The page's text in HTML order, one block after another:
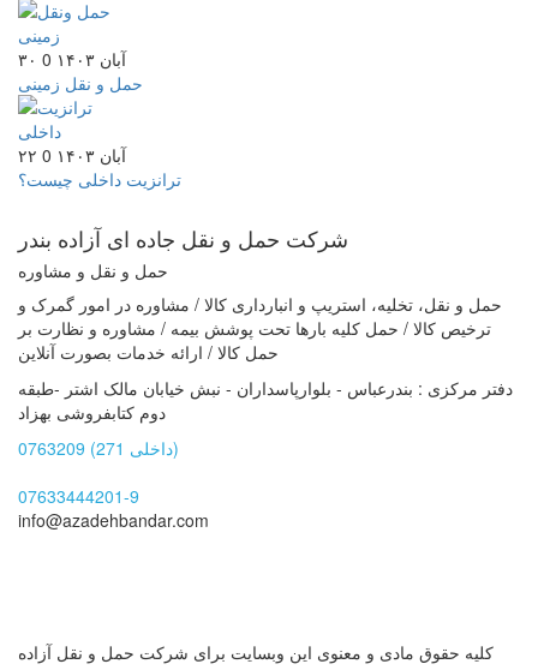
۳۰ آبان ۱۴۰۳
0
حمل و نقل زمینی
۲۲ آبان ۱۴۰۳
0
ترانزیت داخلی چیست؟
شرکت حمل و نقل جاده ایآزاده بندر
حمل و نقل و مشاوره
حمل و نقل، تخلیه، استریپ و انبارداری کالا / مشاوره در امور گمرک و
ترخیص کالا / حمل کلیه بارها تحت پوشش بیمه / مشاوره و نظارت بر
حمل کالا / ارائه خدمات بصورت آنلاین
دفتر مرکزی : بندرعباس - بلوارپاسداران - نبش خیابان مالک اشتر -طبقه
دوم کتابفروشی بهزاد
0763209 (داخلی 271)
07633444201-9
info@azadehbandar.com
کلیه حقوق مادی و معنوی این وبسایت برای شرکت حمل و نقل آزاده